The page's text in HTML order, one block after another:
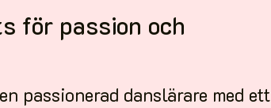
för passion och
passionerad danslärare med ett